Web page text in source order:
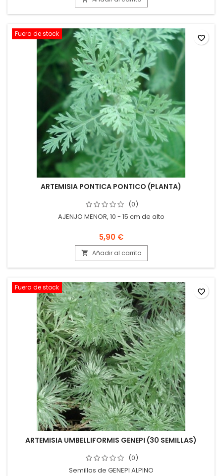
Fuera de stock
ARTEMISIA PONTICA PONTICO (PLANTA)
(0)
AJENJO MENOR, 10 - 15 cm de alto
5,90 €
 Añadir al carrito
favorite_border
Fuera de stock
ARTEMISIA UMBELLIFORMIS GENEPI (30 SEMILLAS)
(0)
Semillas de GENEPI ALPINO
favorite_border